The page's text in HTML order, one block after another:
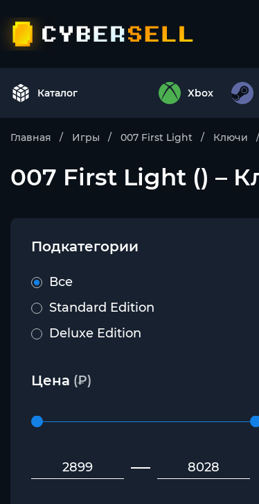
Каталог Xbox
Главная Игры 007 First Light Ключи
007 First Light () –
Подкатегории
Все
Standard Edition
Deluxe Edition
Цена (₽)